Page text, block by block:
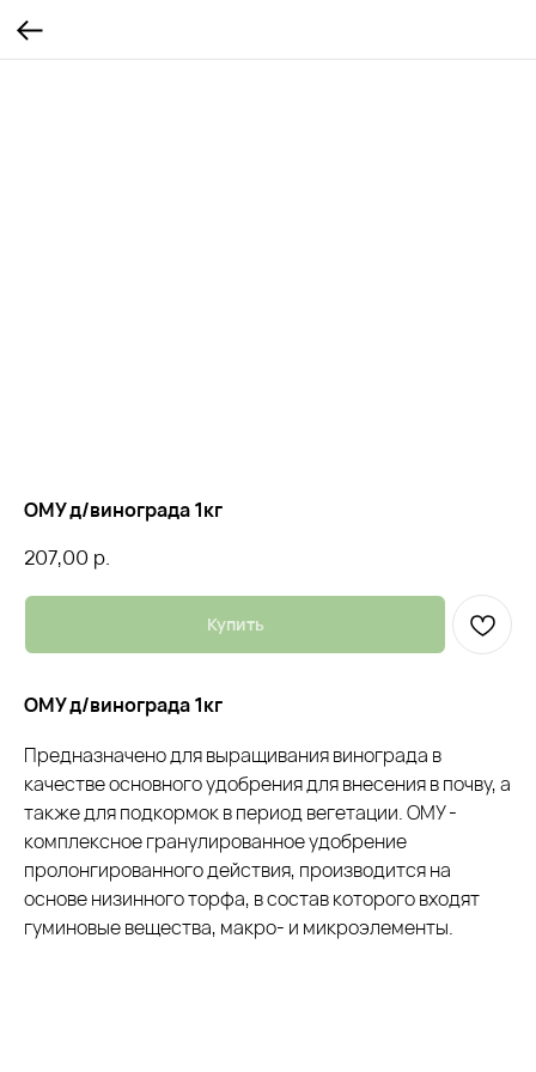
ОМУ д/винограда 1кг
207,00 р.
Купить
ОМУ д/винограда 1кг
Предназначено для выращивания винограда в
качестве основного удобрения для внесения в почву, а
также для подкормок в период вегетации. ОМУ -
комплексное гранулированное удобрение
пролонгированного действия, производится на
основе низинного торфа, в состав которого входят
гуминовые вещества, макро- и микроэлементы.